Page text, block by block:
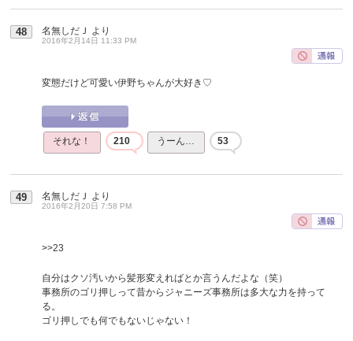
48 名無しだＪ より
2016年2月14日 11:33 PM
変態だけど可愛い伊野ちゃんが大好き♡
それな！ 210 うーん… 53
49 名無しだＪ より
2016年2月20日 7:58 PM
>>23
自分はクソ汚いから髪形変えればとか言うんだよな（笑）
事務所のゴリ押しって昔からジャニーズ事務所は多大な力を持って
る。
ゴリ押しでも何でもないじゃない！